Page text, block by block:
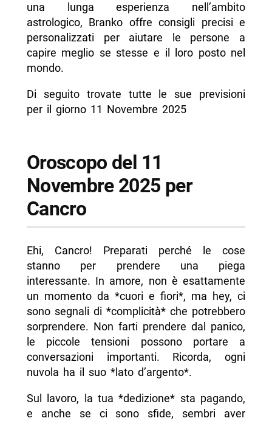
una lunga esperienza nell’ambito
astrologico, Branko offre consigli precisi e
personalizzati per aiutare le persone a
capire meglio se stesse e il loro posto nel
mondo.
Di seguito trovate tutte le sue previsioni
per il giorno 11 Novembre 2025
Oroscopo del 11
Novembre 2025 per
Cancro
Ehi, Cancro! Preparati perché le cose
stanno per prendere una piega
interessante. In amore, non è esattamente
un momento da *cuori e fiori*, ma hey, ci
sono segnali di *complicità* che potrebbero
sorprendere. Non farti prendere dal panico,
le piccole tensioni possono portare a
conversazioni importanti. Ricorda, ogni
nuvola ha il suo *lato d’argento*.
Sul lavoro, la tua *dedizione* sta pagando,
e anche se ci sono sfide, sembri aver